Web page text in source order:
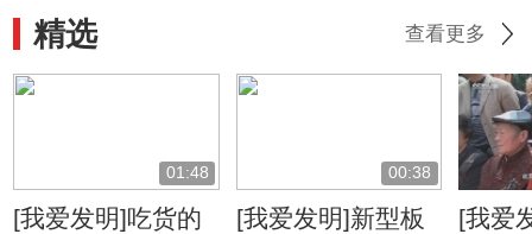
精选 查看更多
01:48
[我爱发明]吃货的
00:38
[我爱发明]新型板
[我爱